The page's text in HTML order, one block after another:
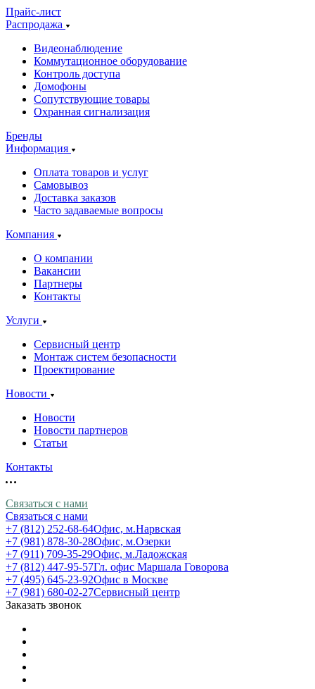
Прайс-лист
Распродажа
Видеонаблюдение
Коммутационное оборудование
Контроль доступа
Домофоны
Сопутствующие товары
Охранная сигнализация
Бренды
Информация
Оплата товаров и услуг
Самовывоз
Доставка заказов
Часто задаваемые вопросы
Компания
О компании
Вакансии
Партнеры
Контакты
Услуги
Сервисный центр
Монтаж систем безопасности
Проектирование
Новости
Новости
Новости партнеров
Статьи
Контакты
Связаться с нами
Связаться с нами
+7 (812) 252-68-64Офис, м.Нарвская
+7 (981) 878-30-28Офис, м.Озерки
+7 (911) 709-35-29Офис, м.Ладожская
+7 (812) 447-95-57Гл. офис Маршала Говорова
+7 (495) 645-23-92Офис в Москве
+7 (981) 680-02-27Сервисный центр
Заказать звонок